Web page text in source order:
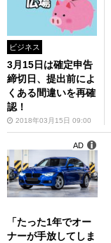
ビジネス
3月15日は確定申告
締切日、提出前によ
くある間違いを再確
認！
2018年03月15日 09:00
「たった1年でオー
ナーが手放してしま
AD